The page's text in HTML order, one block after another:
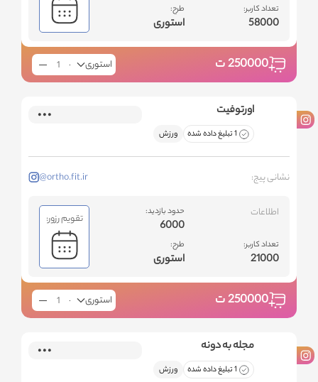
تعداد کاربر:
58000
طرح:
استوری
250000ت استوری
اورتوفیت
1 تبلیغ داده شده ورزش
نشانی پیج: @ortho.fit.ir
اطلاعات
تعداد کاربر:
21000
حدود بازدید:
6000
طرح:
استوری
تقویم رزور:
250000ت استوری
مجله به دونه
1 تبلیغ داده شده ورزش